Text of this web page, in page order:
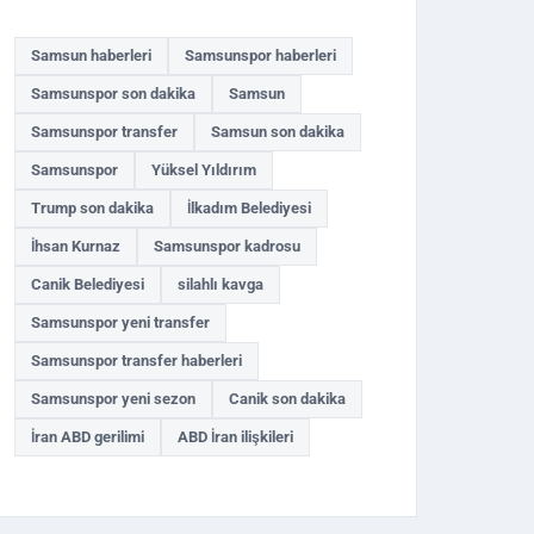
Samsun haberleri Samsunspor haberleri
Samsunspor son dakika Samsun
Samsunspor transfer Samsun son dakika
Samsunspor Yüksel Yıldırım
Trump son dakika İlkadım Belediyesi
İhsan Kurnaz Samsunspor kadrosu
Canik Belediyesi silahlı kavga
Samsunspor yeni transfer
Samsunspor transfer haberleri
Samsunspor yeni sezon Canik son dakika
İran ABD gerilimi ABD İran ilişkileri